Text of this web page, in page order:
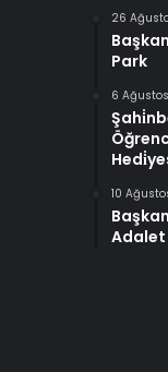
26
Park
6
10
Adalet